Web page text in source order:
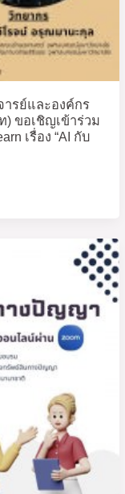
รย์และองค์กร
) ขอเชิญเข้าร่วม
เรื่อง “AI กับ